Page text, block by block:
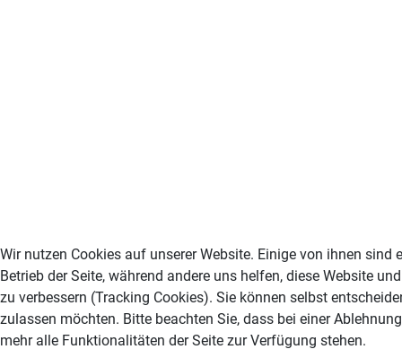
Wir nutzen Cookies auf unserer Website. Einige von ihnen sind
Betrieb der Seite, während andere uns helfen, diese Website
zu verbessern (Tracking Cookies). Sie können selbst
zulassen möchten. Bitte beachten Sie, dass bei einer
mehr alle Funktionalitäten der Seite zur Verfügung stehen.